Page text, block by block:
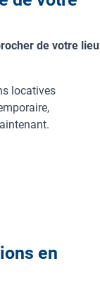
de votre lieu
locatives
en